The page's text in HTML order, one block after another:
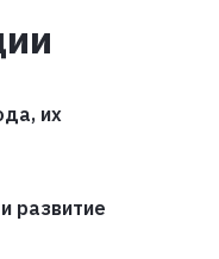
их
развитие